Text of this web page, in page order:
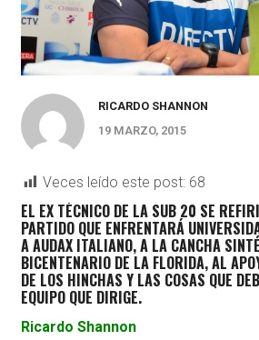
RICARDO SHANNON
19 MARZO, 2015
Veces leído este post: 68
EL EX TÉCNICO DE LA SUB 20 SE
PARTIDO QUE ENFRENTARÁ
A AUDAX ITALIANO, A LA CANCHA
BICENTENARIO DE LA FLORIDA, AL
DE LOS HINCHAS Y LAS COSAS QUE
EQUIPO QUE DIRIGE.
Ricardo Shannon